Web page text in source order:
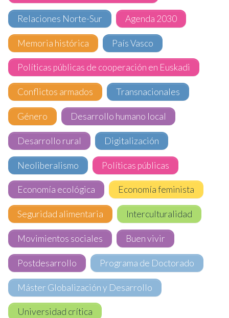
Relaciones Norte-Sur Agenda 2030
Memoria histórica País Vasco
Políticas públicas de cooperación en Euskadi
Conflictos armados Transnacionales
Género Desarrollo humano local
Desarrollo rural Digitalización
Neoliberalismo Políticas públicas
Economía ecológica Economía feminista
Seguridad alimentaria Interculturalidad
Movimientos sociales Buen vivir
Postdesarrollo Programa de Doctorado
Máster Globalización y Desarrollo
Universidad crítica